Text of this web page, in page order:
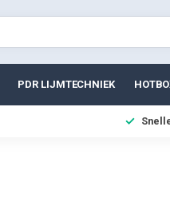
PDR LIJMTECHNIEK